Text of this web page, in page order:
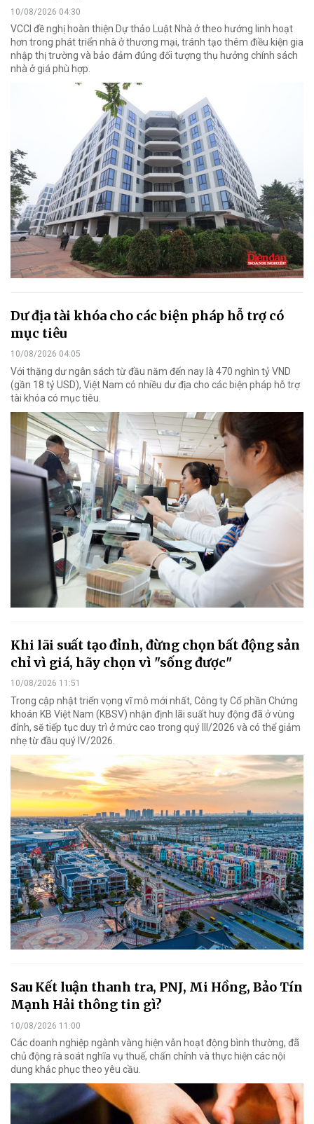
10/08/2026 04:30
VCCI đề nghị hoàn thiện Dự thảo Luật Nhà ở theo hướng linh hoạt
hơn trong phát triển nhà ở thương mại, tránh tạo thêm điều kiện gia
nhập thị trường và bảo đảm đúng đối tượng thụ hưởng chính sách
nhà ở giá phù hợp.
Dư địa tài khóa cho các biện pháp hỗ trợ có
mục tiêu
10/08/2026 04:05
Với thặng dư ngân sách từ đầu năm đến nay là 470 nghìn tỷ VND
(gần 18 tỷ USD), Việt Nam có nhiều dư địa cho các biện pháp hỗ trợ
tài khóa có mục tiêu.
Khi lãi suất tạo đỉnh, đừng chọn bất động sản
chỉ vì giá, hãy chọn vì "sống được"
10/08/2026 11:51
Trong cập nhật triển vọng vĩ mô mới nhất, Công ty Cổ phần Chứng
khoán KB Việt Nam (KBSV) nhận định lãi suất huy động đã ở vùng
đỉnh, sẽ tiếp tục duy trì ở mức cao trong quý III/2026 và có thể giảm
nhẹ từ đầu quý IV/2026.
Sau Kết luận thanh tra, PNJ, Mi Hồng, Bảo Tín
Mạnh Hải thông tin gì?
10/08/2026 11:00
Các doanh nghiệp ngành vàng hiện vẫn hoạt động bình thường, đã
chủ động rà soát nghĩa vụ thuế, chấn chỉnh và thực hiện các nội
dung khắc phục theo yêu cầu.